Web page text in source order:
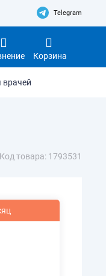
Telegram
Корзина
врачей
Код товара: 1793531